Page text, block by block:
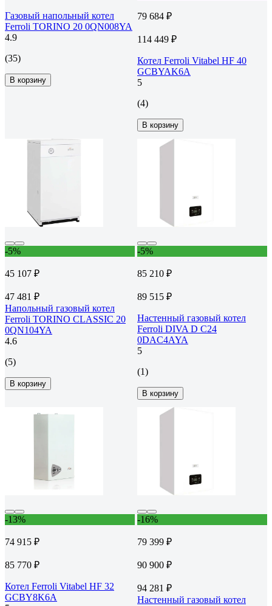
Газовый напольный котел
Ferroli TORINO 20 0QN008YA
4.9
(35)
В корзину
79 684 ₽
114 449 ₽
Котел Ferroli Vitabel HF 40
GCBYAK6A
5
(4)
В корзину
-5%
45 107 ₽
47 481 ₽
Напольный газовый котел
Ferroli TORINO CLASSIC 20
0QN104YA
4.6
(5)
В корзину
-5%
85 210 ₽
89 515 ₽
Настенный газовый котел
Ferroli DIVA D C24
0DAC4AYA
5
(1)
В корзину
-13%
74 915 ₽
85 770 ₽
Котел Ferroli Vitabel HF 32
GCBY8K6A
-16%
79 399 ₽
90 900 ₽
94 281 ₽
Настенный газовый котел